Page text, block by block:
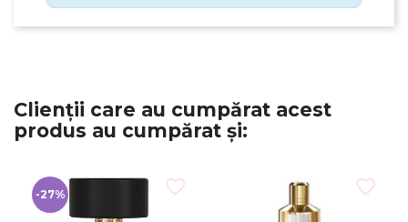
Clienții care au cumpărat acest
produs au cumpărat și:
-27%